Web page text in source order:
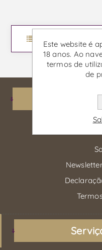
Menu
Este website é
18 anos. Ao
termos de
de